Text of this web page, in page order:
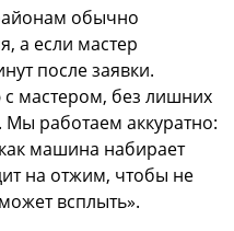
обычно
а если мастер
после заявки.
мастером, без лишних
Мы работаем аккуратно:
машина набирает
на отжим, чтобы не
всплыть».